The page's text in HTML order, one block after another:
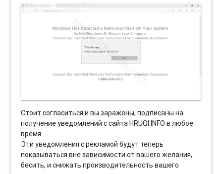
Стоит согласиться и вы заражены, подписаны на
получение уведомлений с сайта HRUQI.INFO в любое
время.
Эти уведомления с рекламой будут теперь
показываться вне зависимости от вашего желания,
бесить, и снижать производительность вашего